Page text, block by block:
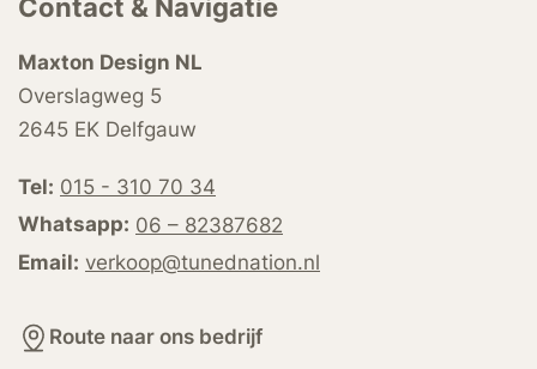
Contact & Navigatie
Maxton Design NL
Overslagweg 5
2645 EK Delfgauw
Tel: 015 - 310 70 34
Whatsapp: 06 – 82387682
Email: verkoop@tunednation.nl
Route naar ons bedrijf